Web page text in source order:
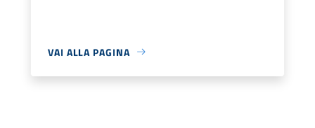
VAI ALLA PAGINA